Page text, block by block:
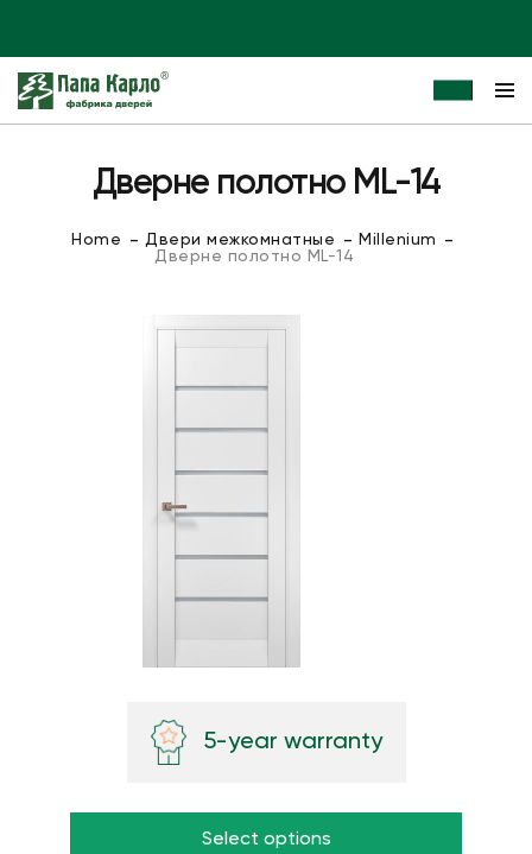
Дверне полотно ML-14
Home Двери межкомнатные
Millenium
Дверне полотно ML-14
5-year warranty
Select options